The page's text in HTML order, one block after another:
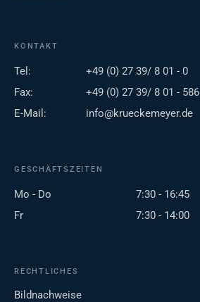
KONTAKT
Tel:
+49 (0) 27 39/ 8 01 - 0
Fax:
+49 (0) 27 39/ 8 01 - 586
E-Mail:
info@krueckemeyer.de
GESCHÄFTSZEITEN
Mo - Do
7:30 - 16:45
Fr
7:30 - 14:00
RECHTLICHES
Bildnachweise